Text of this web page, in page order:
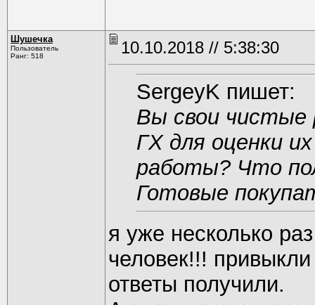
Шушечка
Пользователь
Ранг: 518
10.10.2018 // 5:38:30
SergeyK пишет:
Вы свои чистые
ГХ для оценки
работы? Что
Готовые
я уже несколько
человек!!!
ответы получили.